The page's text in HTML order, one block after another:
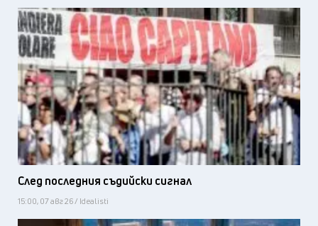
След последния съдийски сигнал
15:00, 07 авг 26 / Idealisti